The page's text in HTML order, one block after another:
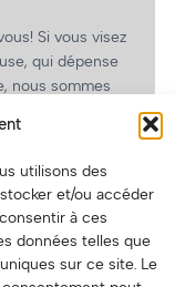
utilisons des
et/ou accéder
à ces
données telles que
sur ce site. Le
Si vous visez
qui dépense
nous sommes
vous, les